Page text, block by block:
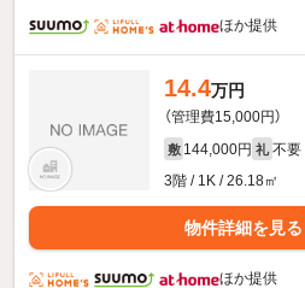
ほか提供
14.4万円
（管理費15,000円）
敷 144,000円 礼 不要
3階 / 1K / 26.18㎡
物件詳細を見る
ほか提供